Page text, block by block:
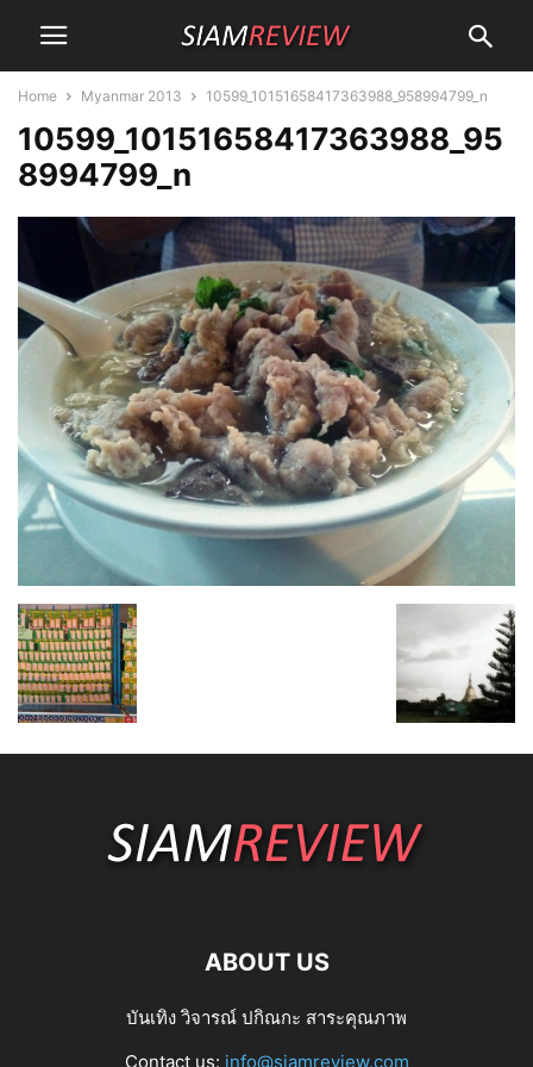
Home Myanmar 2013 10599_10151658417363988_958994799_n
10599_10151658417363988_95
8994799_n
ABOUT US
บันเทิง วิจารณ์ ปกิณกะ สาระคุณภาพ
Contact us: info@siamreview.com